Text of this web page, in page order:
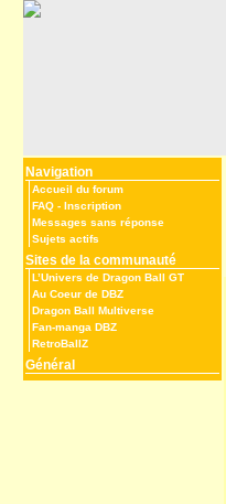
Navigation
Accueil du forum
FAQ - Inscription
Messages sans réponse
Sujets actifs
Sites de la communauté
L’Univers de Dragon Ball GT
Au Coeur de DBZ
Dragon Ball Multiverse
Fan-manga DBZ
RetroBallZ
Général